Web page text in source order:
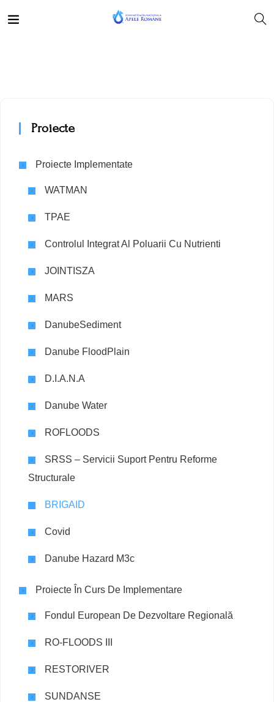
Proiecte
Proiecte Implementate
WATMAN
TPAE
Controlul Integrat Al Poluarii Cu Nutrienti
JOINTISZA
MARS
DanubeSediment
Danube FloodPlain
D.I.A.N.A
Danube Water
ROFLOODS
SRSS – Servicii Suport Pentru Reforme
Structurale
BRIGAID
Covid
Danube Hazard M3c
Proiecte În Curs De Implementare
Fondul European De Dezvoltare Regională
RO-FLOODS III
RESTORIVER
SUNDANSE